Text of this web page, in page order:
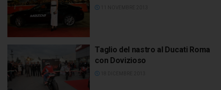
Taglio del nastro al Ducati Roma
con Dovizioso